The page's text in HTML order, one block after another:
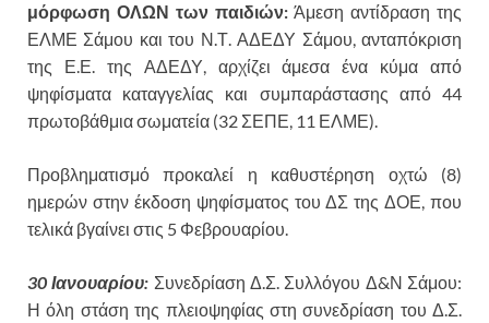
μόρφωση ΟΛΩΝ των παιδιών:Άμεση αντίδραση της
ΕΛΜΕ Σάμου και του Ν.Τ. ΑΔΕΔΥ Σάμου, ανταπόκριση
της Ε.Ε. της ΑΔΕΔΥ, αρχίζει άμεσα ένα κύμα από
ψηφίσματα καταγγελίας και συμπαράστασης από 44
πρωτοβάθμια σωματεία (32 ΣΕΠΕ, 11 ΕΛΜΕ).
Προβληματισμό προκαλεί η καθυστέρηση οχτώ (8)
ημερών στην έκδοση ψηφίσματος του ΔΣ της ΔΟΕ, που
τελικά βγαίνει στις 5 Φεβρουαρίου.
30 Ιανουαρίου: Συνεδρίαση Δ.Σ. Συλλόγου Δ&Ν Σάμου:
Η όλη στάση της πλειοψηφίας στη συνεδρίαση του Δ.Σ.